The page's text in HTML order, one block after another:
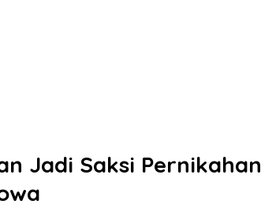
Jadi Saksi Pernikahan